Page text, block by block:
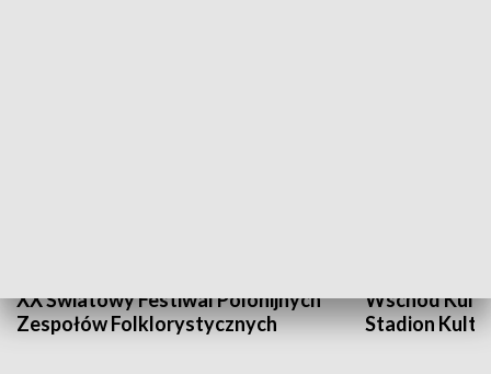
XX Światowy Festiwal Polonijnych
Zespołów Folklorystycznych
Wschód
Stadion